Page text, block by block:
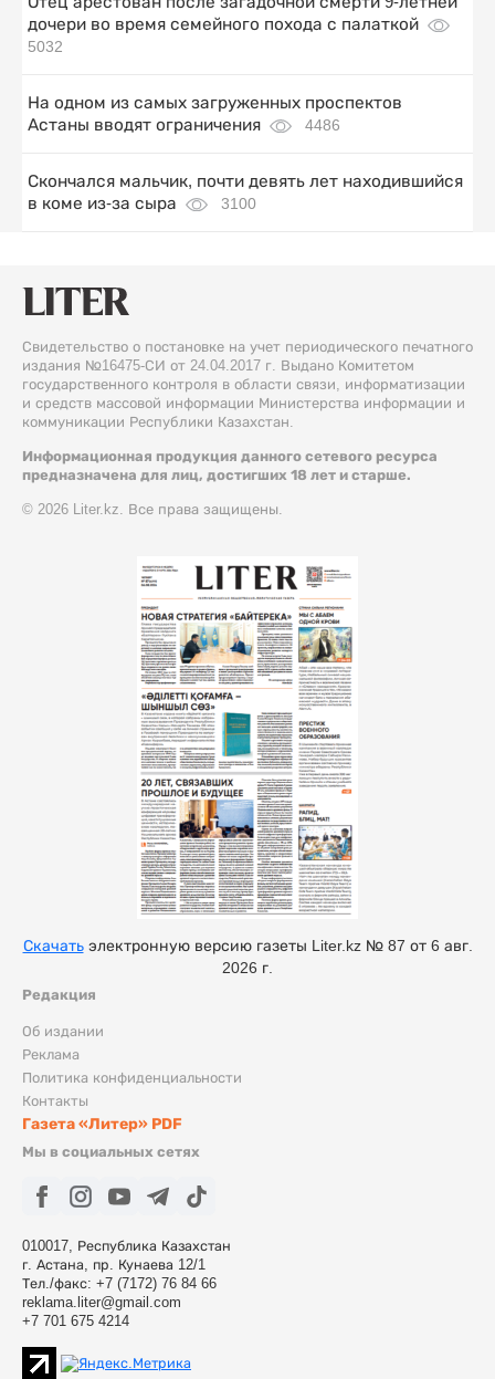
дочери во время семейного похода с палаткой
5032
На одном из самых загруженных проспектов
Астаны вводят ограничения
4486
Скончался мальчик, почти девять лет находившийся
в коме из-за сыра
3100
Свидетельство о постановке на учет периодического печатного
издания №16475-СИ от 24.04.2017 г. Выдано Комитетом
государственного контроля в области связи, информатизации
и средств массовой информации Министерства информации и
коммуникации Республики Казахстан.
Информационная продукция данного сетевого ресурса
предназначена для лиц, достигших 18 лет и старше.
© 2026 Liter.kz. Все права защищены.
Редакция
Об издании
Реклама
Политика конфиденциальности
Контакты
Газета «Литер» PDF
Мы в социальных сетях
010017, Республика Казахстан
г. Астана, пр. Кунаева 12/1
Тел./факс: +7 (7172) 76 84 66
reklama.liter@gmail.com
+7 701 675 4214
Скачатьэлектронную версию газеты Liter.kz № 87 от 6 авг.
2026 г.